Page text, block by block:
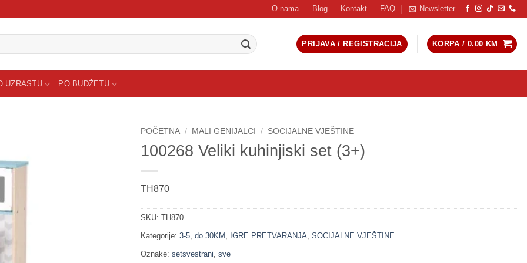
O nama Blog Kontakt FAQ Newsletter
PRIJAVA / REGISTRACIJA KORPA / 0.00 KM
UZRASTU PO BUDŽETU
POČETNA / MALI GENIJALCI / SOCIJALNE VJEŠTINE
100268 Veliki kuhinjiski set (3+)
TH870
SKU: TH870
Kategorije: 3-5 do 30KM IGRE PRETVARANJA SOCIJALNE VJEŠTINE
Oznake: setsvestrani sve